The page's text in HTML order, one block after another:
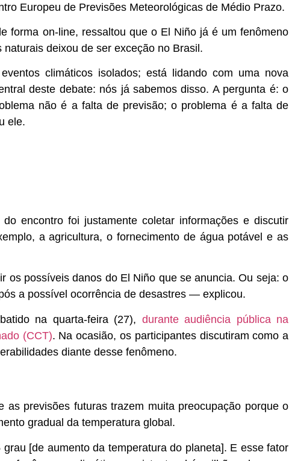
Europeu de Previsões Meteorológicas de Médio Prazo.
forma on-line, ressaltou que o El Niño já é um fenômeno
deixou de ser exceção no Brasil.
climáticos isolados; está lidando com uma nova
deste debate: nós já sabemos disso. A pergunta é: o
não é a falta de previsão; o problema é a falta de
ele.
encontro foi justamente coletar informações e discutir
a agricultura, o fornecimento de água potável e as
possíveis danos do El Niño que se anuncia. Ou seja: o
a possível ocorrência de desastres — explicou.
na quarta-feira (27), durante audiência pública na
(CCT). Na ocasião, os participantes discutiram como a
diante desse fenômeno.
as previsões futuras trazem muita preocupação porque o
gradual da temperatura global.
[de aumento da temperatura do planeta]. E esse fator